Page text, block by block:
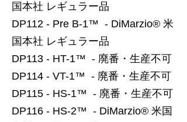
国本社 レギュラー品
DP112 - Pre B-1™ - DiMarzio® 米
国本社 レギュラー品
DP113 - HT-1™ - 廃番・生産不可
DP114 - VT-1™ - 廃番・生産不可
DP115 - HS-1™ - 廃番・生産不可
DP116 - HS-2™ - DiMarzio® 米国